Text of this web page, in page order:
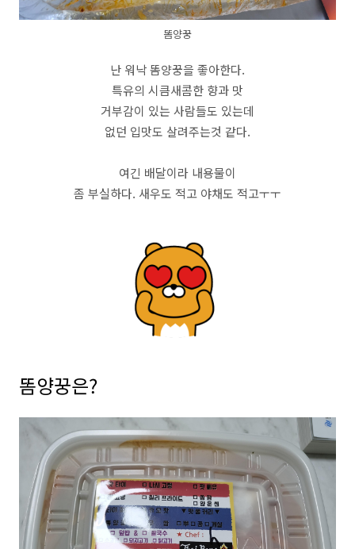
똠양꿍
난 워낙 똠양꿍을 좋아한다.
특유의 시큼새콤한 향과 맛
거부감이 있는 사람들도 있는데
없던 입맛도 살려주는것 같다.
여긴 배달이라 내용물이
좀 부실하다. 새우도 적고 야채도 적고ㅜㅜ
똠양꿍은?